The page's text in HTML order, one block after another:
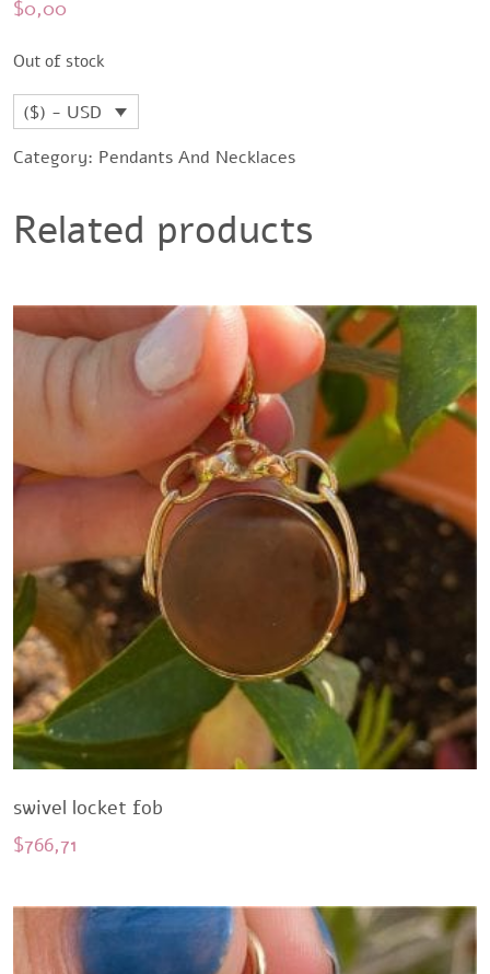
$0,00
Out of stock
($) - USD
Category: Pendants And Necklaces
Related products
swivel locket fob
$766,71